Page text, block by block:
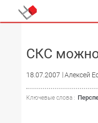
СКС
18.07.2007 Алексей
Ключевые слова :